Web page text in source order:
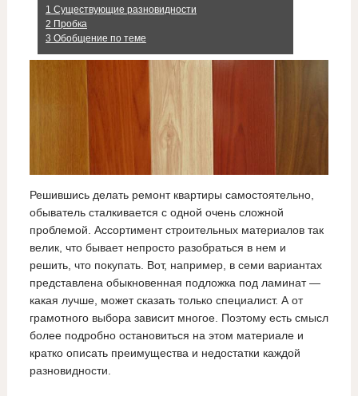
1 Существующие разновидности
2 Пробка
3 Обобщение по теме
Решившись делать ремонт квартиры самостоятельно,
обыватель сталкивается с одной очень сложной
проблемой. Ассортимент строительных материалов так
велик, что бывает непросто разобраться в нем и
решить, что покупать. Вот, например, в семи вариантах
представлена обыкновенная подложка под ламинат —
какая лучше, может сказать только специалист. А от
грамотного выбора зависит многое. Поэтому есть смысл
более подробно остановиться на этом материале и
кратко описать преимущества и недостатки каждой
разновидности.